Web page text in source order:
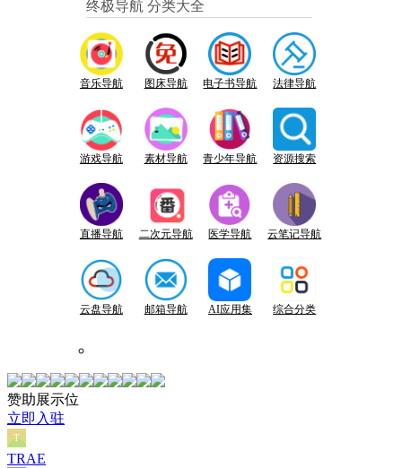
终极导航 分类大全
音乐导航 图床导航 电子书导航 法律导航
游戏导航 素材导航 青少年导航 资源搜索
直播导航 二次元导航 医学导航 云笔记导航
云盘导航 邮箱导航 AI应用集 综合分类
赞助展示位
立即入驻
TRAE